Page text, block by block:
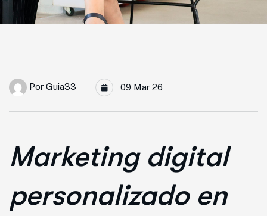
Por Guia33 09 Mar 26
Marketing digital
personalizado en